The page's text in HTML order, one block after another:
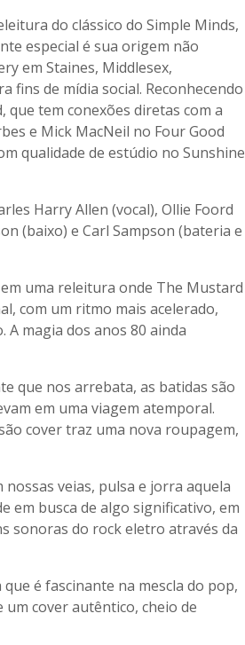
do clássico do Simple Minds,
especial é sua origem não
em Staines, Middlesex,
fins de mídia social. Reconhecendo
tem conexões diretas com a
e Mick MacNeil no Four Good
qualidade de estúdio no Sunshine
Harry Allen (vocal), Ollie Foord
(baixo) e Carl Sampson (bateria e
uma releitura onde The Mustard
com um ritmo mais acelerado,
magia dos anos 80 ainda
que nos arrebata, as batidas são
em uma viagem atemporal.
cover traz uma nova roupagem,
veias, pulsa e jorra aquela
em busca de algo significativo, em
sonoras do rock eletro através da
é fascinante na mescla do pop,
cover autêntico, cheio de